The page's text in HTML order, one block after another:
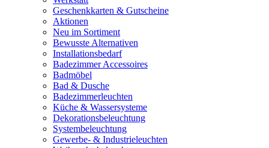
Geschenkkarten & Gutscheine
Aktionen
Neu im Sortiment
Bewusste Alternativen
Installationsbedarf
Badezimmer Accessoires
Badmöbel
Bad & Dusche
Badezimmerleuchten
Küche & Wassersysteme
Dekorationsbeleuchtung
Systembeleuchtung
Gewerbe- & Industrieleuchten